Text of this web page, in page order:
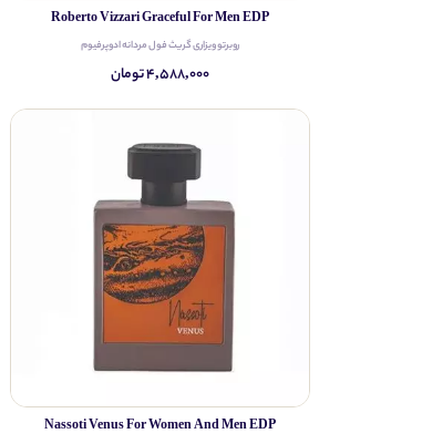
Roberto Vizzari Graceful For Men EDP
روبرتو ویزاری گریث فول مردانه ادوپرفیوم
۴,۵۸۸,۰۰۰ تومان
Nassoti Venus For Women And Men EDP